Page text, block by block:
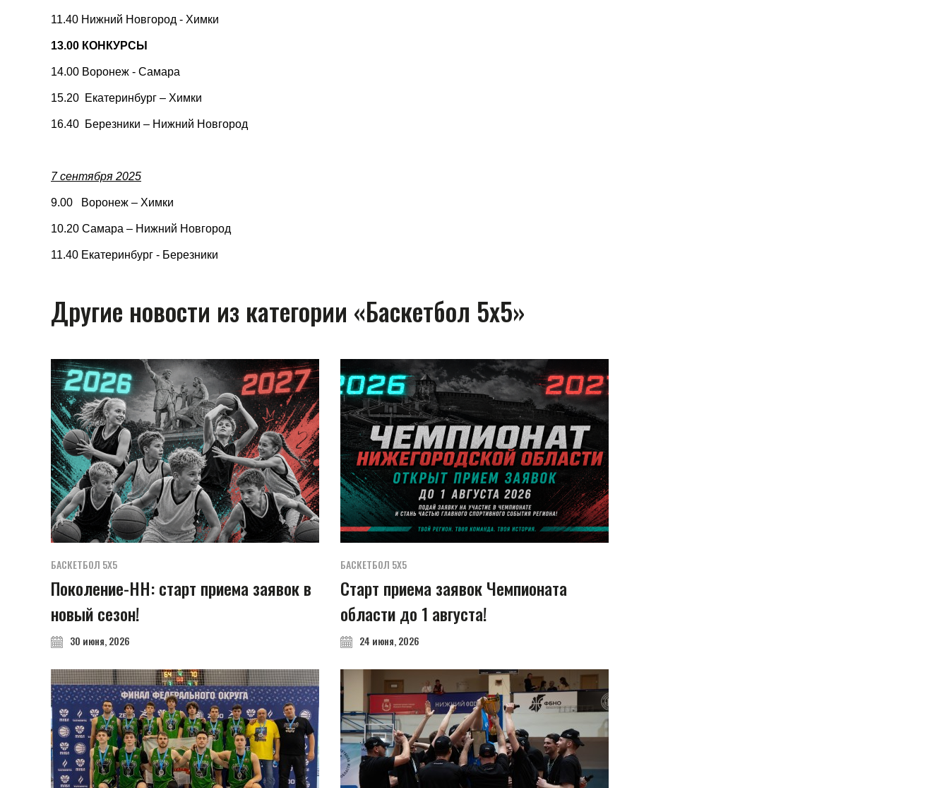
11.40 Нижний Новгород - Химки
13.00 КОНКУРСЫ
14.00 Воронеж - Самара
15.20 Екатеринбург – Химки
16.40 Березники – Нижний Новгород
7 сентября 2025
9.00 Воронеж – Химки
10.20 Самара – Нижний Новгород
11.40 Екатеринбург - Березники
Другие новости из категории «Баскетбол 5х5»
БАСКЕТБОЛ 5Х5
Поколение-НН: старт приема заявок в
новый сезон!
30 июня, 2026
БАСКЕТБОЛ 5Х5
Старт приема заявок Чемпионата
области до 1 августа!
24 июня, 2026